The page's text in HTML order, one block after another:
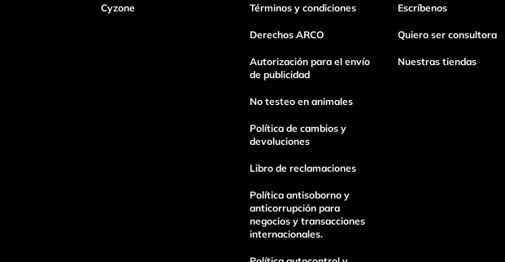
Escribe un comentario
Enviar Comentario
Cyzone Términos y condiciones
Derechos ARCO
Autorización para el envío
de publicidad
No testeo en animales
Política de cambios y
devoluciones
Libro de reclamaciones
Política antisoborno y
anticorrupción para
negocios y transacciones
internacionales.
Escríbenos
Quiero ser consultora
Nuestras tiendas